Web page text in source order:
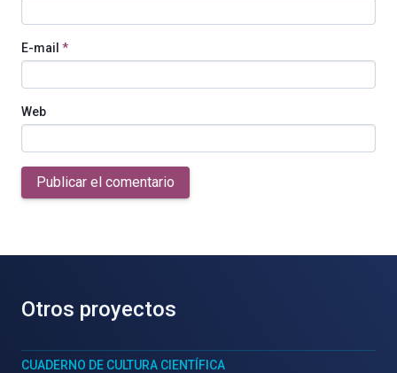
E-mail *
Web
Publicar el comentario
Otros proyectos
CUADERNO DE CULTURA CIENTÍFICA